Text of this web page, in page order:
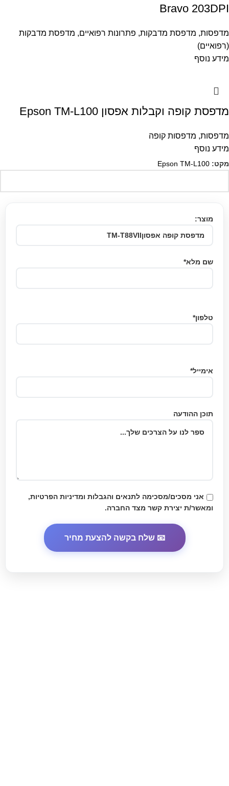
Bravo 203DPI
מדפסות, מדפסת מדבקות, פתרונות רפואיים, מדפסת מדבקות
(רפואיים)
מידע נוסף
מדפסת קופה וקבלות אפסון Epson TM-L100
מדפסות, מדפסות קופה
מידע נוסף
מקט: Epson TM-L100
מוצר:
שם מלא*
טלפון*
אימייל*
תוכן ההודעה
אני מסכים/מסכימה לתנאים והגבלות ומדיניות הפרטיות,
ומאשר/ת יצירת קשר מצד החברה.